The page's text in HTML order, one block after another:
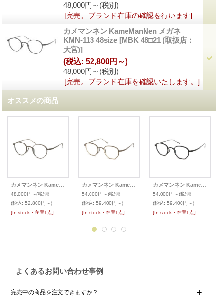
48,000円～ (税別)
[完売。ブランド在庫の確認を行います]
カメマンネン KameManNen メガネ
KMN-113 48size [MBK 48□21 (取扱店：
大宮)]
48,000円～ (税別)
(税込: 52,800円～)
[完売。ブランド在庫を確認いたします。]
オススメの商品
カメマンネン KameManNen メガネ KMN-113 46size
48,000円～(税別)
(税込: 52,800円～)
[In stock・在庫1点]
カメマンネン KameManNen メガネ KMN-1235(46)
54,000円～(税別)
(税込: 59,400円～)
[In stock・在庫1点]
カメマンネン KameManNen メガネ KMN-1235(46)
54,000円～(税別)
(税込: 59,400円～)
[In stock・在庫1点]
よくあるお問い合わせ事例
完売中の商品を注文できますか？